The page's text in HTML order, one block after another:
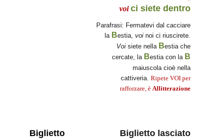
voici siete dentro
Parafrasi: Fermatevi dal cacciare
la Bestia, voi noi ci riuscirete.
Voi siete nella Bestia che
cercate, la Bestia con la B
maiuscola cioè nella
cattiveria. Ripete VOI per
rafforzare, è Allitterazione
Biglietto
Biglietto lasciato